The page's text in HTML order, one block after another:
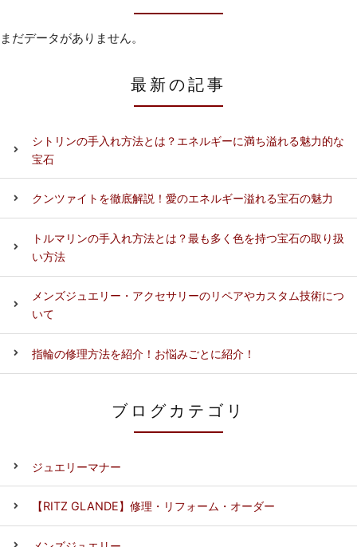
まだデータがありません。
最新の記事
シトリンの手入れ方法とは？エネルギーに満ち溢れる魅力的な
宝石
クンツァイトを徹底解説！愛のエネルギー溢れる宝石の魅力
トルマリンの手入れ方法とは？最も多く色を持つ宝石の取り扱
い方法
メンズジュエリー・アクセサリーのリペアやカスタム技術につ
いて
指輪の修理方法を紹介！お悩みごとに紹介！
ブログカテゴリ
ジュエリーマナー
【RITZ GLANDE】修理・リフォーム・オーダー